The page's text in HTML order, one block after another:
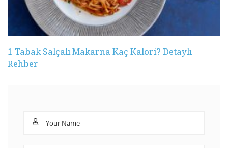
1 Tabak Salçalı Makarna Kaç Kalori? Detaylı
Rehber